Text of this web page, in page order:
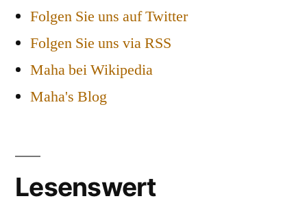
Folgen Sie uns auf Twitter
Folgen Sie uns via RSS
Maha bei Wikipedia
Maha's Blog
Lesenswert